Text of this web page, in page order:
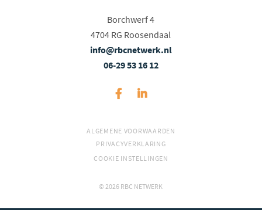
Borchwerf 4
4704 RG Roosendaal
info@rbcnetwerk.nl
06-29 53 16 12
ALGEMENE VOORWAARDEN
PRIVACYVERKLARING
COOKIE INSTELLINGEN
© 2026 RBC NETWERK